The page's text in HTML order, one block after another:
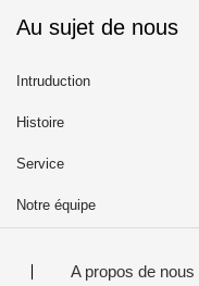
Au sujet de nous
Intruduction
Histoire
Service
Notre équipe
A propos de nous